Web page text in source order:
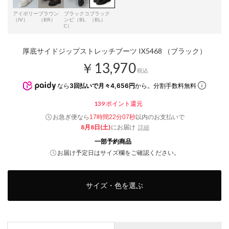
アイボリー
（IV）
ブラウン
（BR）
ブラックコ
ンビ（BL
C）
ブラック
（BL）
厚底サイドジップストレッチブーツ IX5468 （ブラック）
￥13,970税込
なら 3回払いで月々4,656円から。分割手数料無料
139 ポイント還元
お急ぎ便なら 17時間22分06秒以内のお支払いで
8月8日(土)にお届け 詳細
一部予約商品
お届け予定日はサイズ欄をご確認ください。
サイズ・色を選ぶ